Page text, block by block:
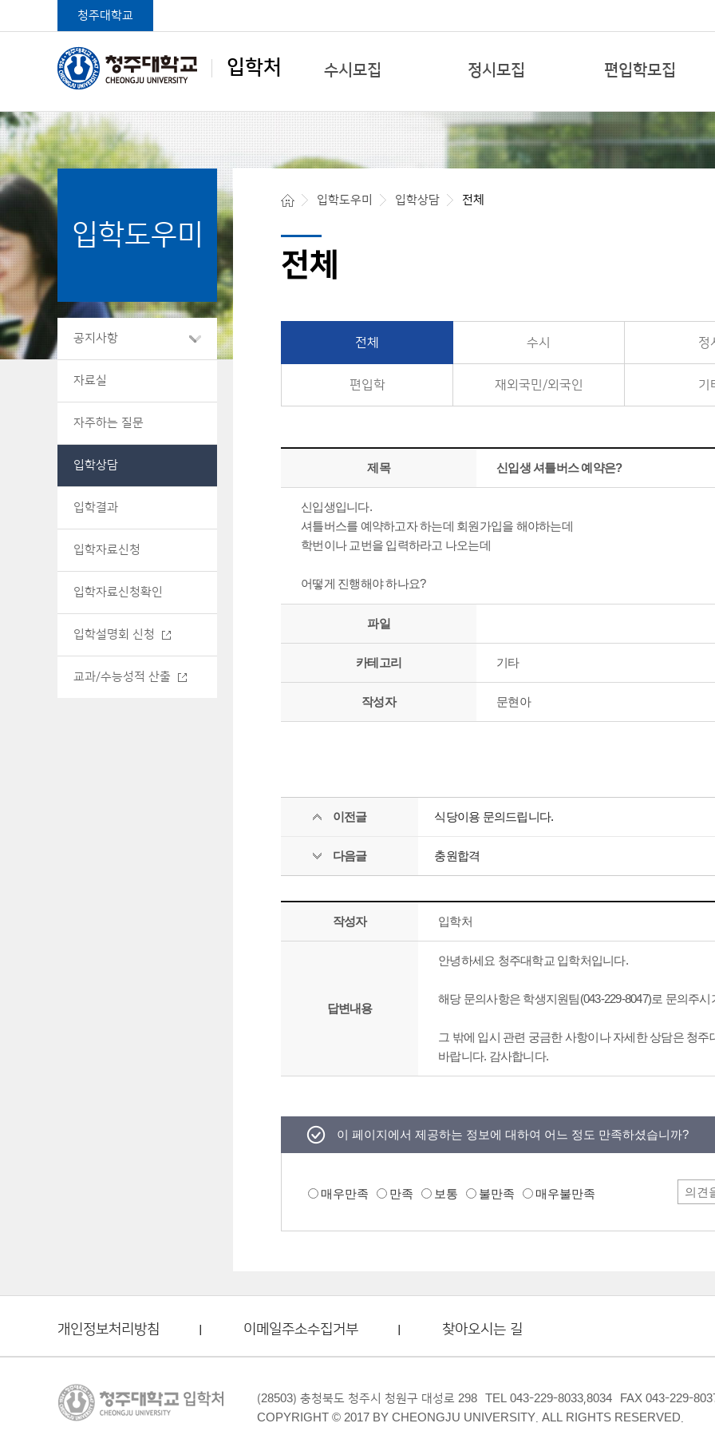
입학처
청주대학교
학생중심 글로벌대학
청주대학교 입학처
수시모집 정시모집 편입학모집
입학도우미
공지사항
자료실
자주하는 질문
입학상담
입학결과
입학자료신청
입학자료신청확인
입학설명회 신청
교과/수능성적 산출
입학도우미 입학상담 전체
전체
전체 수시 정
편입학 재외국민/외국인 기
제목 신입생 셔틀버스 예약은?
신입생입니다.
셔틀버스를 예약하고자 하는데 회원가입을 해야하는데
학번이나 교번을 입력하라고 나오는데
어떻게 진행해야 하나요?
파일
카테고리 기타
작성자 문현아
이전글 식당이용 문의드립니다.
다음글 충원합격
작성자 입학처
답변내용
안녕하세요 청주대학교 입학처입니다.
해당 문의사항은 학생지원팀(043-229-8047)로 문의주시
그 밖에 입시 관련 궁금한 사항이나 자세한 상담은 청
바랍니다. 감사합니다.
이 페이지에서 제공하는 정보에 대하여 어느 정도 만족하셨습니까?
매우만족 만족 보통 불만족 매우불만족
개인정보처리방침 이메일주소수집거부 찾아오시는 길
(28503) 충청북도 청주시 청원구 대성로 298 TEL 043-229-8033,8034
FAX 043-229-
COPYRIGHT © 2017 BY CHEONGJU UNIVERSITY. ALL RIGHTS RESERVED.